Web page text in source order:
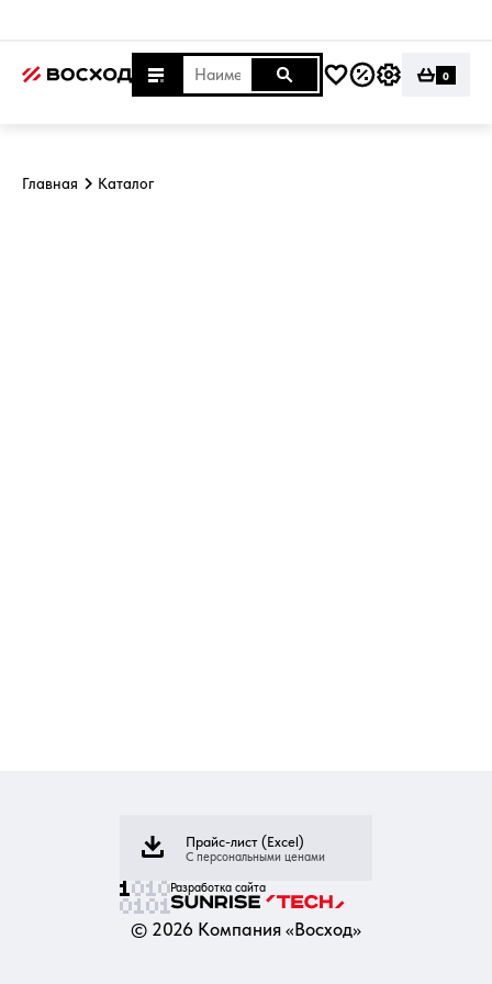
0
Главная Каталог
Прайс-лист (Excel)
С персональными ценами
Разработка сайта
© 2026 Компания «Восход»